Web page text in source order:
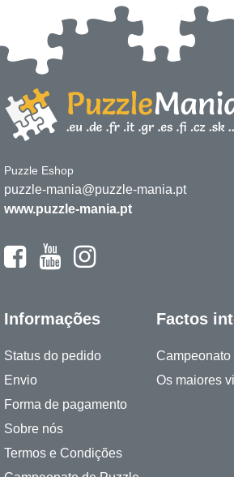
Puzzle Eshop
puzzle-mania@puzzle-mania.pt
www.puzzle-mania.pt
Informações
Status do pedido
Envio
Forma de pagamento
Sobre nós
Termos e Condições
Factos
Os maiores